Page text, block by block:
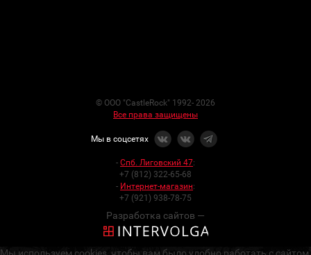
© ООО "CastleRock" 1992- 2026
Все права защищены
Мы в соцсетях
- Спб. Лиговский 47:
+7 (812) 322-65-68
- Интернет-магазин:
+7 (921) 938-78-75
Разработка сайтов —